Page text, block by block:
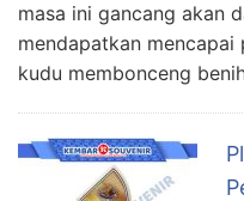
masa ini gancang akan
mendapatkan
kudu membonceng